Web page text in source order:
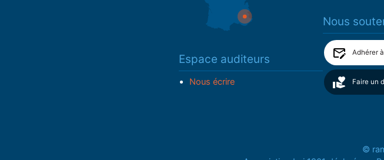
Espace auditeurs
Nous écrire
Nous
Adhérer
Faire un
©